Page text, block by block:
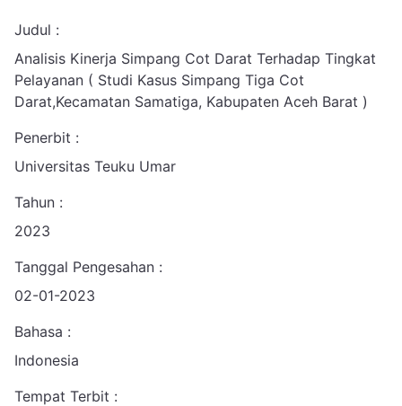
Judul :
Analisis Kinerja Simpang Cot Darat Terhadap Tingkat
Pelayanan ( Studi Kasus Simpang Tiga Cot
Darat,Kecamatan Samatiga, Kabupaten Aceh Barat )
Penerbit :
Universitas Teuku Umar
Tahun :
2023
Tanggal Pengesahan :
02-01-2023
Bahasa :
Indonesia
Tempat Terbit :